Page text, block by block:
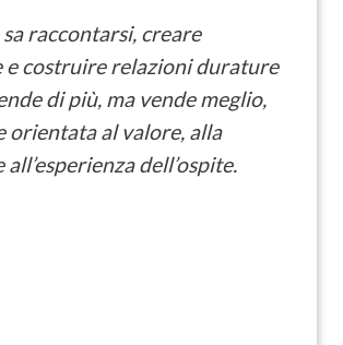
sa raccontarsi, creare
e costruire relazioni durature
di più, ma vende meglio,
orientata al valore, alla
dell’ospite.